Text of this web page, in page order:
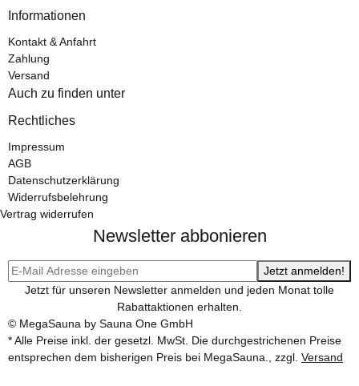
Informationen
Kontakt & Anfahrt
Zahlung
Versand
Auch zu finden unter
Rechtliches
Impressum
AGB
Datenschutzerklärung
Widerrufsbelehrung
Vertrag widerrufen
Newsletter abbonieren
Jetzt anmelden!
Jetzt für unseren Newsletter anmelden und jeden Monat tolle
Rabattaktionen erhalten.
© MegaSauna by Sauna One GmbH
* Alle Preise inkl. der gesetzl. MwSt. Die durchgestrichenen Preise
entsprechen dem bisherigen Preis bei MegaSauna., zzgl. Versand